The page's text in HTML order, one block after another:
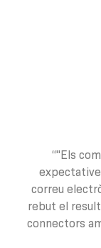
“"Els
correu
rebut el
connectors